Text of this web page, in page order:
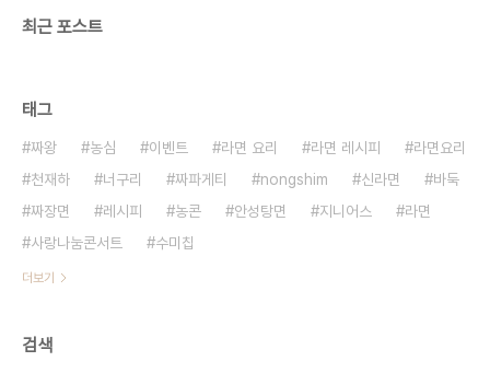
최근 포스트
태그
짜왕 농심 이벤트 라면 요리 라면 레시피
라면요리
천재하
너구리 짜파게티 nongshim 신라면
바둑
짜장면
레시피 농콘 안성탕면 지니어스
라면
사랑나눔콘서트
수미칩
더보기
검색